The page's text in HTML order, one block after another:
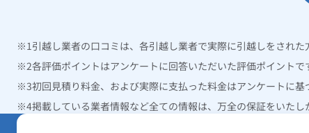
引越し業者の口コミは、各引越し業者で実際に引越しをされ
各評価ポイントはアンケートに回答いただいた評価ポイントで
初回見積り料金、および実際に支払った料金はアンケートに
掲載している業者情報など全ての情報は、万全の保証をいた